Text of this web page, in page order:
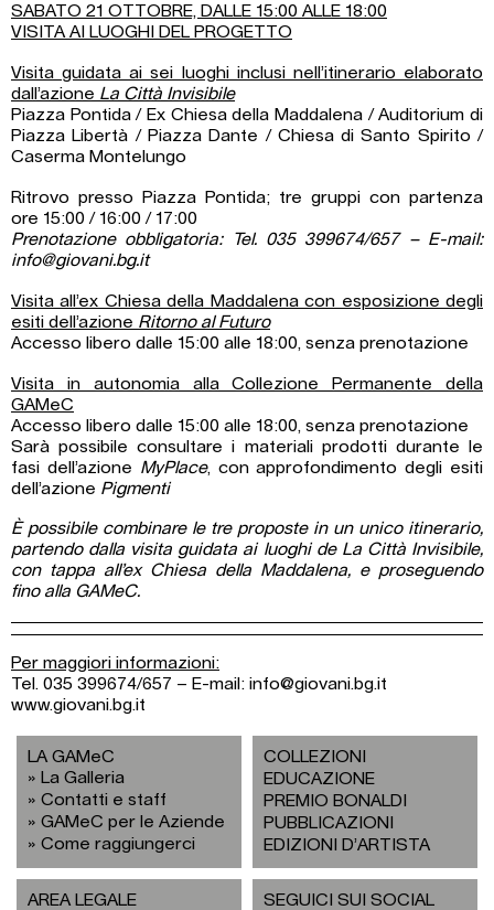
SABATO 21 OTTOBRE, DALLE 15:00 ALLE 18:00
VISITA AI LUOGHI DEL PROGETTO
Visita guidata ai sei luoghi inclusi nell’itinerario elaborato
dall’azione La Città Invisibile
Piazza Pontida / Ex Chiesa della Maddalena / Auditorium di
Piazza Libertà / Piazza Dante / Chiesa di Santo Spirito /
Caserma Montelungo
Ritrovo presso Piazza Pontida; tre gruppi con partenza
ore 15:00 / 16:00 / 17:00
Prenotazione obbligatoria: Tel. 035 399674/657 – E-mail:
info@giovani.bg.it
Visita all’ex Chiesa della Maddalena con esposizione degli
esiti dell’azione Ritorno al Futuro
Accesso libero dalle 15:00 alle 18:00, senza prenotazione
Visita in autonomia alla Collezione Permanente della
GAMeC
Accesso libero dalle 15:00 alle 18:00, senza prenotazione
Sarà possibile consultare i materiali prodotti durante le
fasi dell’azione MyPlace, con approfondimento degli esiti
dell’azione Pigmenti
È possibile combinare le tre proposte in un unico itinerario,
partendo dalla visita guidata ai luoghi de La Città Invisibile,
con tappa all’ex Chiesa della Maddalena, e proseguendo
fino alla GAMeC.
Per maggiori informazioni:
Tel. 035 399674/657 – E-mail: info@giovani.bg.it
www.giovani.bg.it
LA GAMeC
La Galleria
Contatti e staff
GAMeC per le Aziende
Come raggiungerci
COLLEZIONI
EDUCAZIONE
PREMIO BONALDI
PUBBLICAZIONI
EDIZIONI D’ARTISTA
AREA LEGALE
SEGUICI SUI SOCIAL